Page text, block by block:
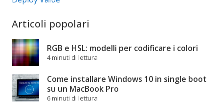
Articoli popolari
RGB e HSL: modelli per codificare i colori
4 minuti di lettura
Come installare Windows 10 in single boot
su un MacBook Pro
6 minuti di lettura